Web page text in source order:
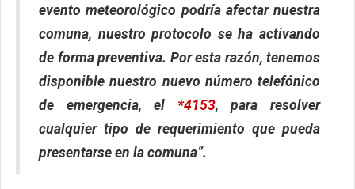
evento meteorológico podría afectar nuestra
comuna, nuestro protocolo se ha activando
de forma preventiva. Por esta razón, tenemos
disponible nuestro nuevo número telefónico
de emergencia, el *4153, para resolver
cualquier tipo de requerimiento que pueda
presentarse en la comuna”.